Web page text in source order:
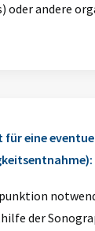
oder andere
für eine
der